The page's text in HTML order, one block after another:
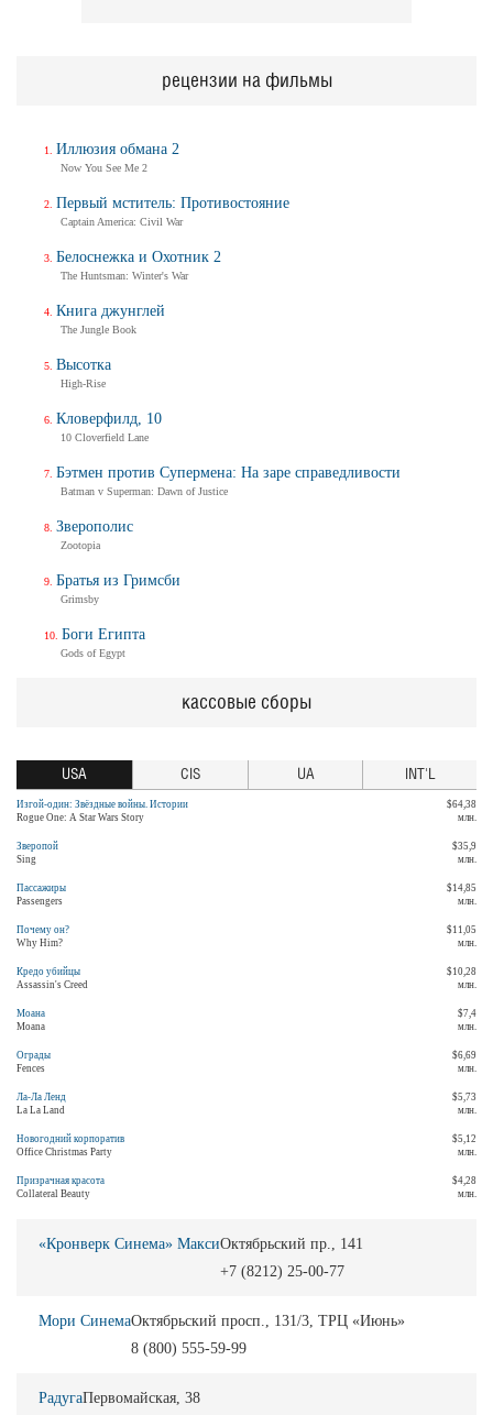
«Кронверк Синема» МаксиОктябрьский пр., 141
+7 (8212) 25-00-77
Мори СинемаОктябрьский просп., 131/3, ТРЦ «Июнь»
8 (800) 555-59-99
РадугаПервомайская, 38
рецензии на фильмы
Иллюзия обмана 2
Now You See Me 2
Первый мститель: Противостояние
Captain America: Civil War
Белоснежка и Охотник 2
The Huntsman: Winter's War
Книга джунглей
The Jungle Book
Высотка
High-Rise
Кловерфилд, 10
10 Cloverfield Lane
Бэтмен против Супермена: На заре справедливости
Batman v Superman: Dawn of Justice
Зверополис
Zootopia
Братья из Гримсби
Grimsby
Боги Египта
Gods of Egypt
кассовые сборы
USA CIS UA INT'L
Изгой-один: Звёздные войны. Истории
Rogue One: A Star Wars Story
$64,38
млн.
Зверопой
Sing
$35,9
млн.
Пассажиры
Passengers
$14,85
млн.
Почему он?
Why Him?
$11,05
млн.
Кредо убийцы
Assassin's Creed
$10,28
млн.
Моана
Moana
$7,4
млн.
Ограды
Fences
$6,69
млн.
Ла-Ла Ленд
La La Land
$5,73
млн.
Новогодний корпоратив
Office Christmas Party
$5,12
млн.
Призрачная красота
Collateral Beauty
$4,28
млн.